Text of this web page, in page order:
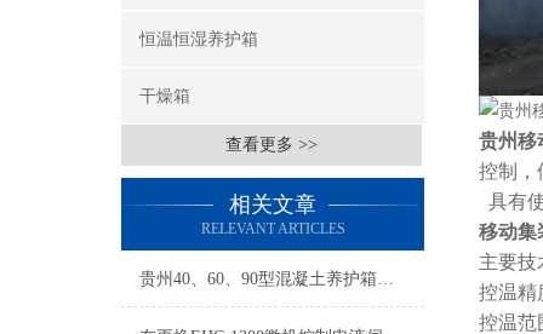
恒温恒湿养护箱
干燥箱
查看更多 >>
相关文章
RELEVANT ARTICLES
贵州40、60、90型混凝土养护箱可以放多少组
贵州移
控制，
具有
移动集
主要技
控温精
控温范